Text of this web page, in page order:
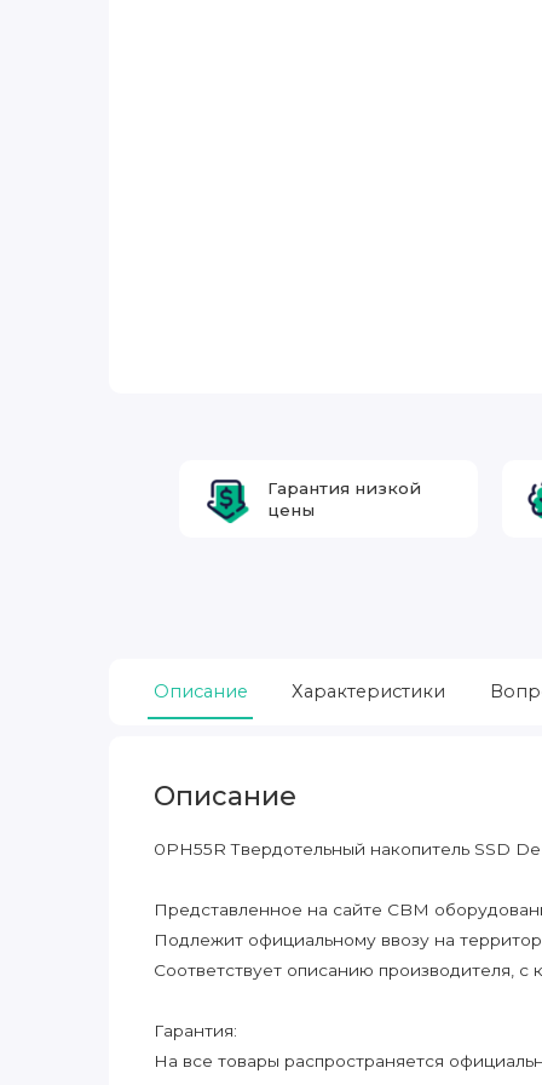
Гарантия низкой
цены
Описание Характеристики
Описание
0PH55R Твердотельный накопитель SSD
Представленное на сайте CBM
Подлежит официальному ввозу на
Соответствует описанию производителя,
Гарантия:
На все товары распространяется